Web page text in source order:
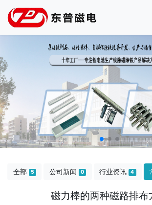
全部 5 公司新闻 0 行业资讯 4
磁力棒的两种磁路排布